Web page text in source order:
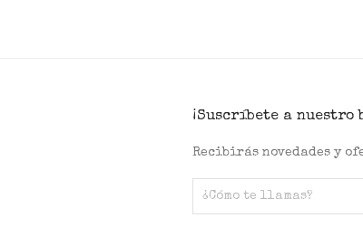
¡Suscríbete a nuestro
Recibirás novedades y